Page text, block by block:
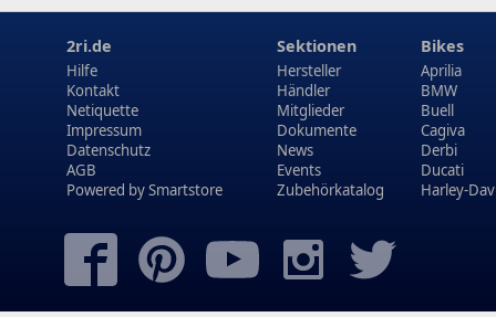
2ri.de
Hilfe
Kontakt
Netiquette
Impressum
Datenschutz
AGB
Powered bySmartstore
Sektionen
Hersteller
Händler
Mitglieder
Dokumente
News
Events
Zubehörkatalog
Bikes
Aprilia
BMW
Buell
Cagiva
Derbi
Ducati
Harley-